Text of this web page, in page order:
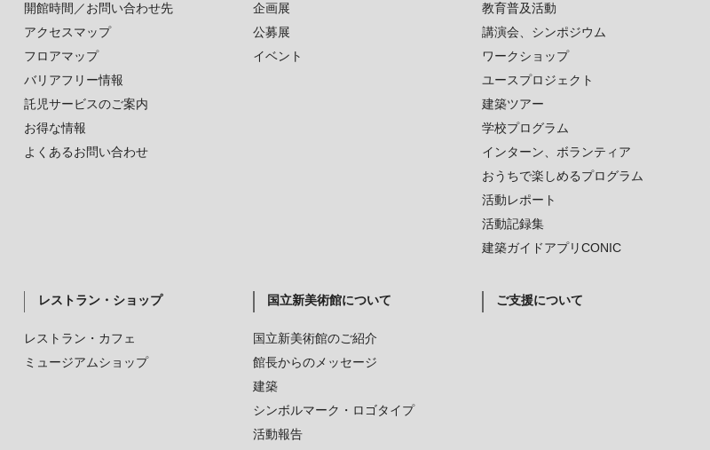
開館時間／お問い合わせ先
アクセスマップ
フロアマップ
バリアフリー情報
託児サービスのご案内
お得な情報
よくあるお問い合わせ
企画展
公募展
イベント
教育普及活動
講演会、シンポジウム
ワークショップ
ユースプロジェクト
建築ツアー
学校プログラム
インターン、ボランティア
おうちで楽しめるプログラム
活動レポート
活動記録集
建築ガイドアプリCONIC
レストラン・ショップ
レストラン・カフェ
ミュージアムショップ
国立新美術館について
国立新美術館のご紹介
館長からのメッセージ
建築
シンボルマーク・ロゴタイプ
活動報告
ご支援について